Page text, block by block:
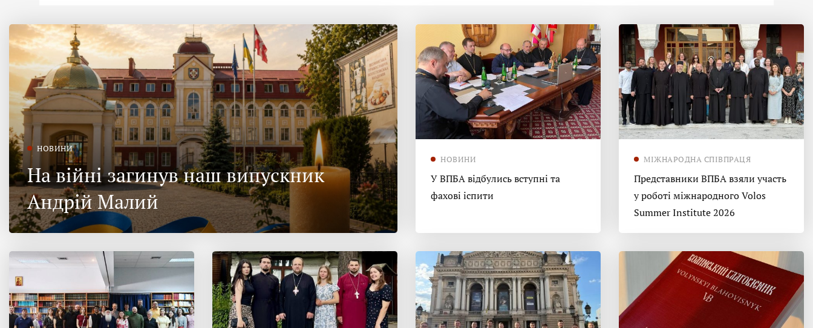
НОВИНИ
На війні загинув наш випускник
Андрій Малий
НОВИНИ
У ВПБА відбулись вступні та
фахові іспити
МІЖНАРОДНА СПІВПРАЦЯ
Представники ВПБА взяли участь
у роботі міжнародного Volos
Summer Institute 2026